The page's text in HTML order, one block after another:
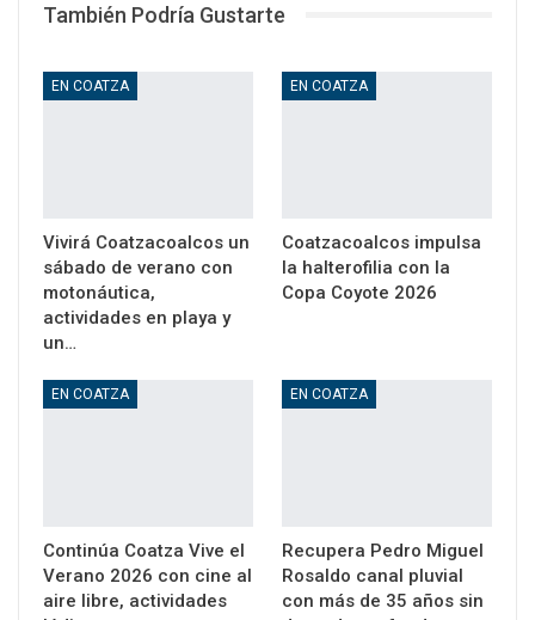
También Podría Gustarte
EN COATZA
Vivirá Coatzacoalcos un
sábado de verano con
motonáutica,
actividades en playa y
un…
EN COATZA
Coatzacoalcos impulsa
la halterofilia con la
Copa Coyote 2026
EN COATZA
Continúa Coatza Vive el
Verano 2026 con cine al
aire libre, actividades
EN COATZA
Recupera Pedro Miguel
Rosaldo canal pluvial
con más de 35 años sin